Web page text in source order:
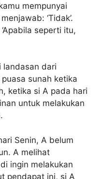
mempunyai
‘Tidak’.
seperti itu,
landasan dari
sunah ketika
ketika si A pada hari
untuk melakukan
Senin, A belum
A melihat
ingin melakukan
pendapat ini, si A